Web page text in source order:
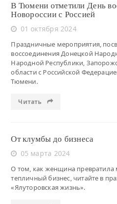
В Тюмени отметили День
Новороссии с Россией
01 октября 2024
Праздничные мероприятия,
воссоединения Донецкой
Народной Республики,
области с Российской
Тюмени.
Читать
От клумбы до бизнеса
05 марта 2024
О том, как женщина
тепличный бизнес, читайте в
«Ялуторовская жизнь».